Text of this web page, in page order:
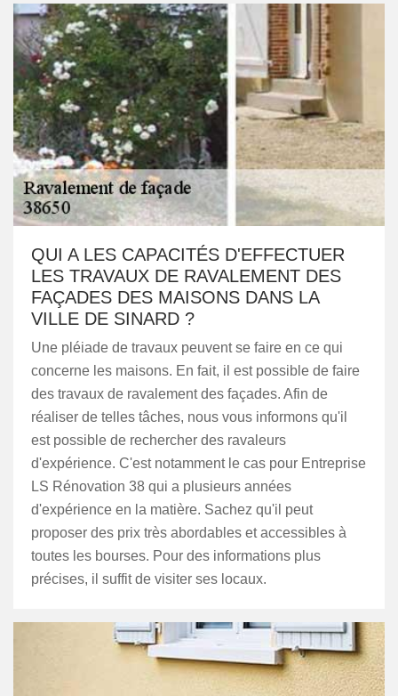
QUI A LES CAPACITÉS D'EFFECTUER
LES TRAVAUX DE RAVALEMENT DES
FAÇADES DES MAISONS DANS LA
VILLE DE SINARD ?
Une pléiade de travaux peuvent se faire en ce qui
concerne les maisons. En fait, il est possible de faire
des travaux de ravalement des façades. Afin de
réaliser de telles tâches, nous vous informons qu'il
est possible de rechercher des ravaleurs
d'expérience. C'est notamment le cas pour Entreprise
LS Rénovation 38 qui a plusieurs années
d'expérience en la matière. Sachez qu'il peut
proposer des prix très abordables et accessibles à
toutes les bourses. Pour des informations plus
précises, il suffit de visiter ses locaux.